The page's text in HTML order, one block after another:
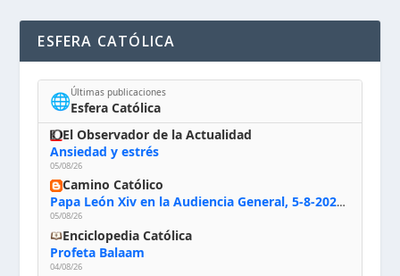
ESFERA CATÓLICA
🌐Últimas publicaciones
Esfera Católica
El Observador de la Actualidad
Ansiedad y estrés
05/08/26
Camino Católico
Papa León Xiv en la Audiencia General, 5-8-2026: «Dios en el primer puesto; la oración, nuestra primera obligación; la liturgia, la primera fuente de la vida divina que se nos comunica, la primera escuela de nuestra vida espiritual»
05/08/26
Enciclopedia Católica
Profeta Balaam
04/08/26